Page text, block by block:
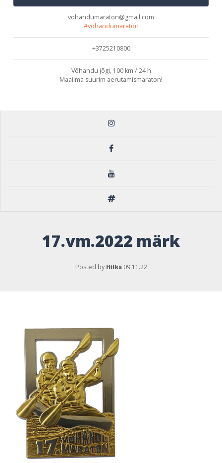
vohandumaraton@gmail.com
#võhandumaraton
+3725210800
Võhandu jõgi, 100 km / 24 h
Maailma suurim aerutamismaraton!
17.vm.2022 märk
Posted by Hilks 09.11.22